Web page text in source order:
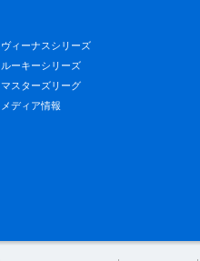
ヴィーナスシリーズ
ルーキーシリーズ
マスターズリーグ
メディア情報